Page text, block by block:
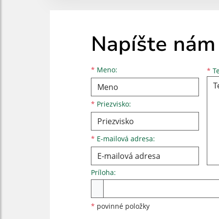
Napíšte nám
* Meno:
Meno
* Priezvisko:
Priezvisko
* E-mailová adresa:
E-mailová adresa *
Príloha:
* povinné položky